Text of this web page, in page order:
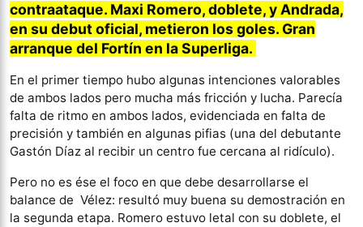
contraataque. Maxi Romero, doblete, y Andrada,
en su debut oficial, metieron los goles. Gran
arranque del Fortín en la Superliga.
En el primer tiempo hubo algunas intenciones valorables
de ambos lados pero mucha más fricción y lucha. Parecía
falta de ritmo en ambos lados, evidenciada en falta de
precisión y también en algunas pifias (una del debutante
Gastón Díaz al recibir un centro fue cercana al ridículo).
Pero no es ése el foco en que debe desarrollarse el
balance de Vélez: resultó muy buena su demostración en
la segunda etapa. Romero estuvo letal con su doblete, el